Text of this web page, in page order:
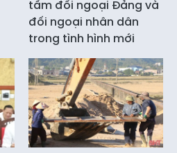
tầm đối ngoại Đảng và
đối ngoại nhân dân
trong tình hình mới